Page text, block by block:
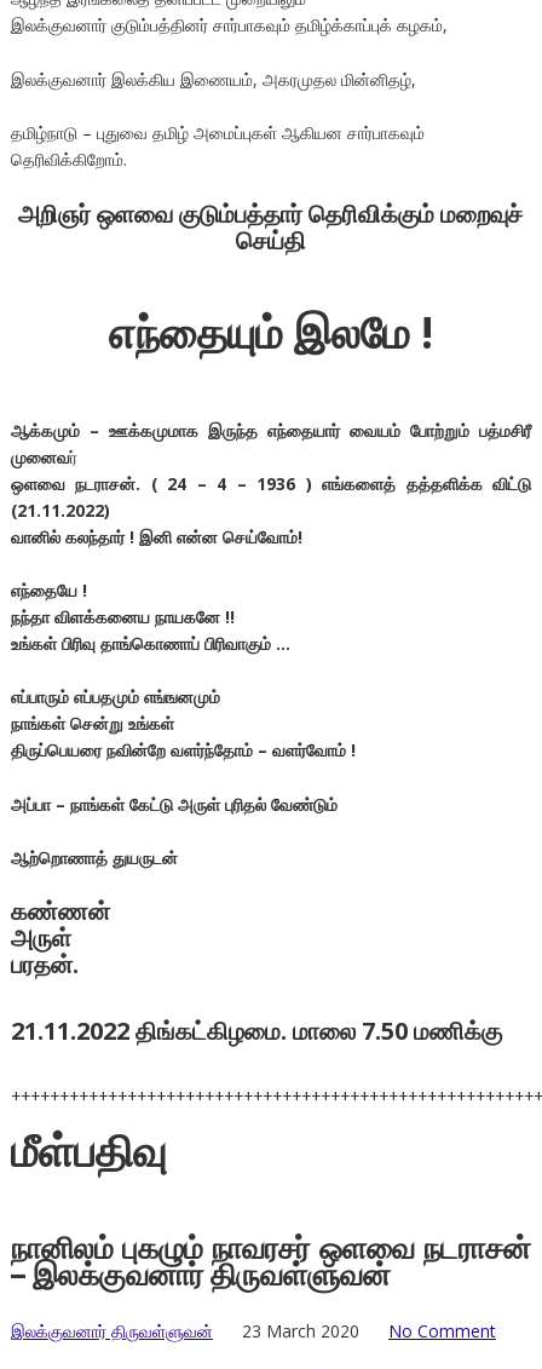
இலக்குவனார் குடும்பத்தினர் சார்பாகவும் தமிழ்க்காப்புக் கழகம்,
இலக்குவனார் இலக்கிய இணையம், அகரமுதல மின்னிதழ்,
தமிழ்நாடு – புதுவை தமிழ் அமைப்புகள் ஆகியன சார்பாகவும்
தெரிவிக்கிறோம்.
அறிஞர் ஒளவை குடும்பத்தார் தெரிவிக்கும் மறைவுச்
செய்தி
எந்தையும் இலமே !
ஆக்கமும் – ஊக்கமுமாக இருந்த எந்தையார் வையம் போற்றும் பத்மசிரீ
முனைவர்
ஒளவை நடராசன். ( 24 – 4 – 1936 ) எங்களைத் தத்தளிக்க விட்டு
(21.11.2022)
வானில் கலந்தார் ! இனி என்ன செய்வோம்!
எந்தையே !
நந்தா விளக்கனைய நாயகனே !!
உங்கள் பிரிவு தாங்கொணாப் பிரிவாகும் …
எப்பாரும் எப்பதமும் எங்ஙனமும்
நாங்கள் சென்று உங்கள்
திருப்பெயரை நவின்றே வளர்ந்தோம் – வளர்வோம் !
அப்பா – நாங்கள் கேட்டு அருள் புரிதல் வேண்டும்
ஆற்றொணாத் துயருடன்
கண்ணன்
அருள்
பரதன்.
21.11.2022 திங்கட்கிழமை. மாலை 7.50 மணிக்கு
மீள்பதிவு
நானிலம் புகழும் நாவரசர் ஒளவை நடராசன்
– இலக்குவனார் திருவள்ளுவன்
இலக்குவனார் திருவள்ளுவன் 23 March 2020 No Comment